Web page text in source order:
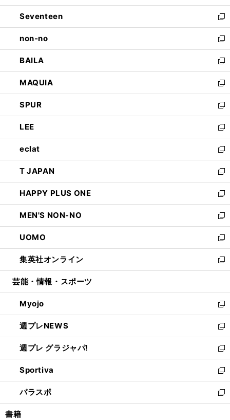
開
く
ウ
で
開
く
ン
ド
ウ
で
開
く
Seventeen
新
し
い
ウ
ィ
ン
ド
ウ
で
開
く
non-no
新
し
い
ウ
ィ
ン
ド
ウ
で
開
く
BAILA
新
し
い
ウ
ィ
ン
ド
ウ
で
開
く
MAQUIA
新
し
い
ウ
ィ
ン
ド
ウ
で
開
く
SPUR
新
し
い
ウ
ィ
ン
ド
ウ
で
開
く
LEE
新
し
い
ウ
ィ
ン
ド
ウ
で
開
く
eclat
新
し
い
ウ
ィ
ン
ド
ウ
で
開
く
T JAPAN
新
し
い
ウ
ィ
ン
ド
ウ
で
開
HAPPY PLUS ONE
新
し
い
ウ
ィ
ン
ド
ウ
開
く
MEN'S NON-NO
新
し
い
ウ
ィ
ン
ウ
で
開
く
UOMO
新
し
い
ウ
ン
ド
ウ
で
開
く
集英社オンライン
新
し
ウ
ィ
ン
ド
ウ
で
開
く
芸能・情報・スポーツ
Myojo
新
し
い
ウ
ィ
ン
ド
ウ
で
開
週プレNEWS
新
し
い
ウ
ィ
ン
ド
ウ
週プレ グラジャパ!
新
し
い
ウ
ィ
ン
Sportiva
新
し
い
ウ
パラスポ
新
し
書籍